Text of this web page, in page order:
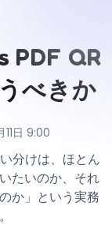
PDF QR
べきか
日 9:00
分けは、ほとん
たいのか、それ
か」という実務